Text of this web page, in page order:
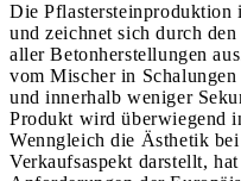
Die Pflastersteinproduktion
und zeichnet sich durch
aller Betonher­stellungen
vom Mischer in
und innerhalb weniger
Produkt wird überwiegend
Wenngleich die Ästhetik
Verkaufsaspekt darstellt,